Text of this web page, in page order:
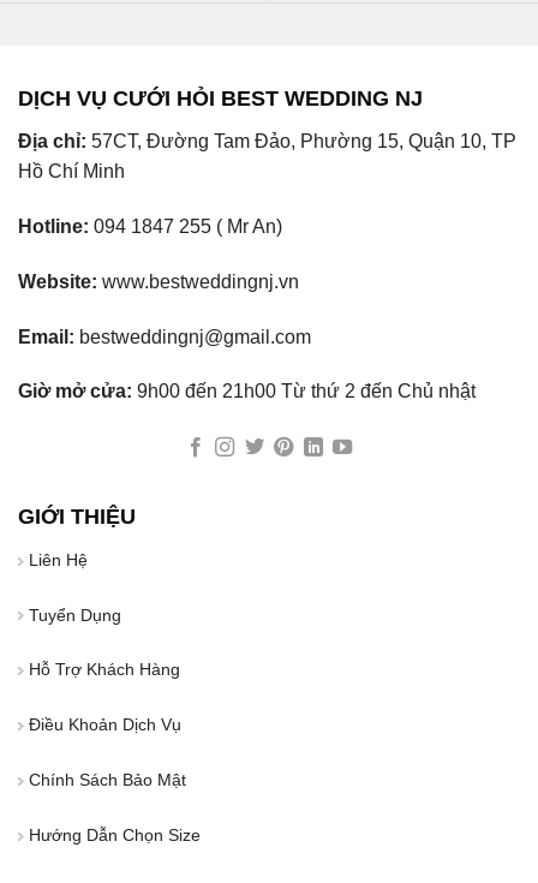
DỊCH VỤ CƯỚI HỎI BEST WEDDING NJ
Địa chỉ: 57CT, Đường Tam Đảo, Phường 15, Quận 10, TP
Hồ Chí Minh
Hotline: 094 1847 255 ( Mr An)
Website: www.bestweddingnj.vn
Email: bestweddingnj@gmail.com
Giờ mở cửa: 9h00 đến 21h00 Từ thứ 2 đến Chủ nhật
GIỚI THIỆU
Liên Hệ
Tuyển Dụng
Hỗ Trợ Khách Hàng
Điều Khoản Dịch Vụ
Chính Sách Bảo Mật
Hướng Dẫn Chọn Size